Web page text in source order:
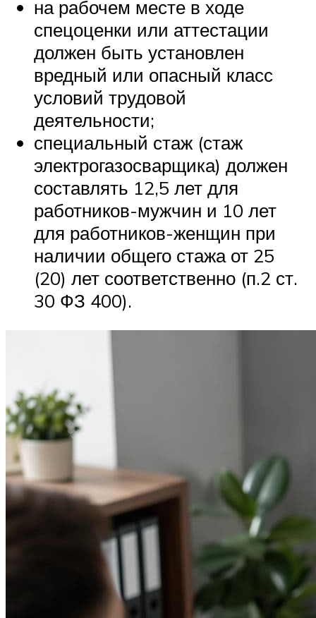
на рабочем месте в ходе
спецоценки или аттестации
должен быть установлен
вредный или опасный класс
условий трудовой
деятельности;
специальный стаж (стаж
электрогазосварщика) должен
составлять 12,5 лет для
работников-мужчин и 10 лет
для работников-женщин при
наличии общего стажа от 25
(20) лет соответственно (п.2 ст.
30 ФЗ 400).